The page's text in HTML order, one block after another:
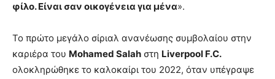
φίλο. Είναι σαν οικογένεια για μένα».
Το πρώτο μεγάλο σίριαλ ανανέωσης συμβολαίου στην
καριέρα του Mohamed Salah στη Liverpool F.C.
ολοκληρώθηκε το καλοκαίρι του 2022, όταν υπέγραψε